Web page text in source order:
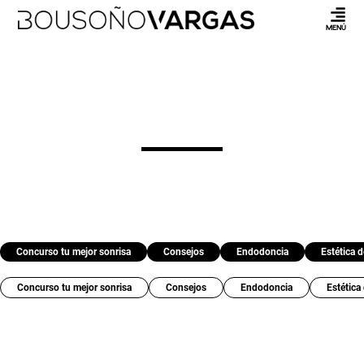
MENÚ
Concurso tu mejor sonrisa Consejos Endodoncia Estética
Concurso tu mejor sonrisa Consejos Endodoncia Estética